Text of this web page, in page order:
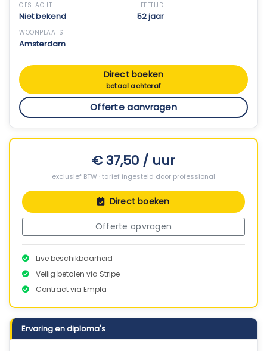
GESLACHT
Niet bekend
LEEFTIJD
52 jaar
WOONPLAATS
Amsterdam
Direct boeken
betaal achteraf
Offerte aanvragen
€ 37,50 / uur
exclusief BTW · tarief ingesteld door professional
Direct boeken
Offerte opvragen
Live beschikbaarheid
Veilig betalen via Stripe
Contract via Empla
Ervaring en diploma's